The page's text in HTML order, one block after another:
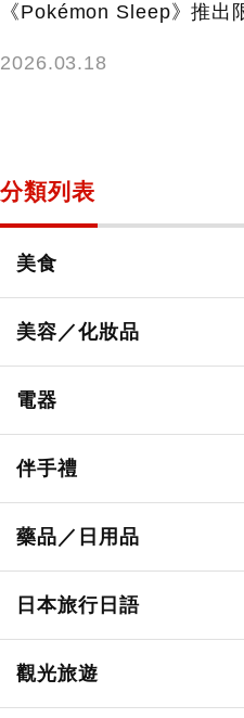
《Pokémon Sleep》推出
2026.03.18
分類列表
美食
所有
甜點・菓子
人氣店鋪美食
必吃的日式早餐
日本酒達人
美容／化妝品
所有
便利商店化妝品
藥妝店化妝品
電器
所有
健康/美容儀器
廚房家電
伴手禮
所有
伴手禮排行榜
免稅商店
藥品／日用品
所有
百圓商店
日本旅行日語
所有
觀光旅遊